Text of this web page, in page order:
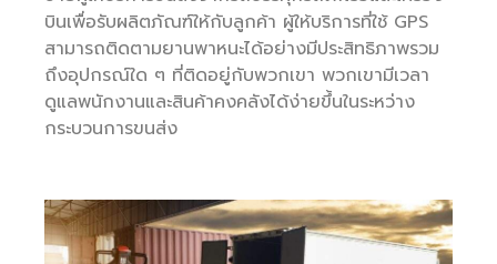
บินเพื่อรับผลิตภัณฑ์ให้กับลูกค้า ผู้ให้บริการที่ใช้ GPS
สามารถติดตามยานพาหนะได้อย่างมีประสิทธิภาพรวม
ถึงอุปกรณ์ใด ๆ ที่ติดอยู่กับพวกเขา พวกเขามีเวลา
ดูแลพนักงานและสินค้าคงคลังได้ง่ายขึ้นในระหว่าง
กระบวนการขนส่ง